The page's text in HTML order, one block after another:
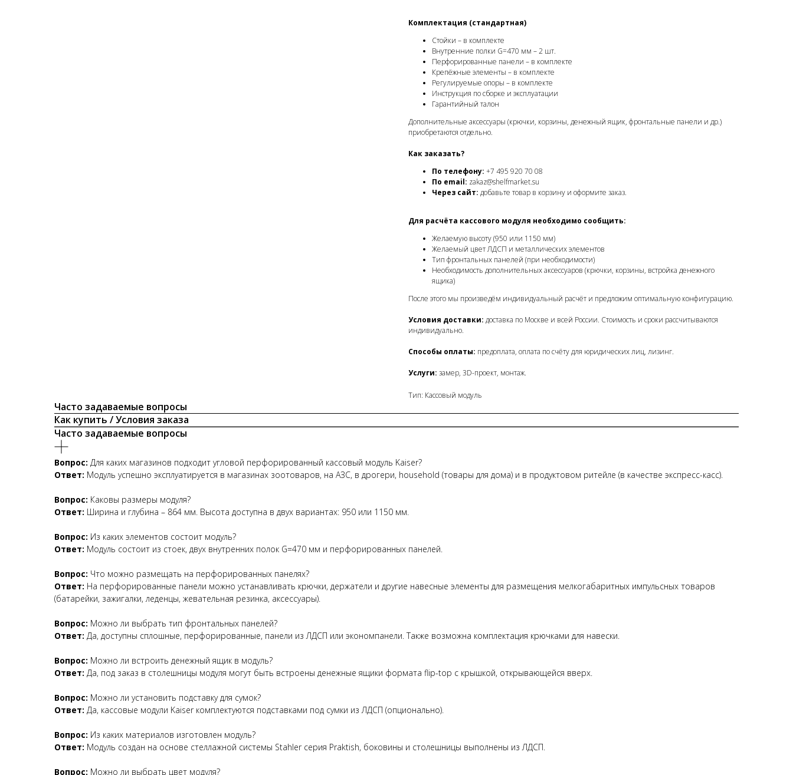
Комплектация (стандартная)
Стойки – в комплекте
Внутренние полки G=470 мм – 2 шт.
Перфорированные панели – в комплекте
Крепёжные элементы – в комплекте
Регулируемые опоры – в комплекте
Инструкция по сборке и эксплуатации
Гарантийный талон
Дополнительные аксессуары (крючки, корзины, денежный ящик, фронтальные панели и др.)
приобретаются отдельно.
Как заказать?
По телефону: +7 495 920 70 08
По email: zakaz@shelfmarket.su
Через сайт: добавьте товар в корзину и оформите заказ.
Для расчёта кассового модуля необходимо сообщить:
Желаемую высоту (950 или 1150 мм)
Желаемый цвет ЛДСП и металлических элементов
Тип фронтальных панелей (при необходимости)
Необходимость дополнительных аксессуаров (крючки, корзины, встройка денежного
ящика)
После этого мы произведём индивидуальный расчёт и предложим оптимальную конфигурацию.
Условия доставки: доставка по Москве и всей России. Стоимость и сроки рассчитываются
индивидуально.
Способы оплаты: предоплата, оплата по счёту для юридических лиц, лизинг.
Услуги: замер, 3D-проект, монтаж.
Тип: Кассовый модуль
Часто задаваемые вопросы
Как купить / Условия заказа
Часто задаваемые вопросы
Вопрос: Для каких магазинов подходит угловой перфорированный кассовый модуль Kaiser?
Ответ: Модуль успешно эксплуатируется в магазинах зоотоваров, на АЗС, в дрогери, household (товары для дома) и в продуктовом ритейле (в качестве экспресс-касс).
Вопрос: Каковы размеры модуля?
Ответ: Ширина и глубина – 864 мм. Высота доступна в двух вариантах: 950 или 1150 мм.
Вопрос: Из каких элементов состоит модуль?
Ответ: Модуль состоит из стоек, двух внутренних полок G=470 мм и перфорированных панелей.
Вопрос: Что можно размещать на перфорированных панелях?
Ответ: На перфорированные панели можно устанавливать крючки, держатели и другие навесные элементы для размещения мелкогабаритных импульсных товаров
(батарейки, зажигалки, леденцы, жевательная резинка, аксессуары).
Вопрос: Можно ли выбрать тип фронтальных панелей?
Ответ: Да, доступны сплошные, перфорированные, панели из ЛДСП или экономпанели. Также возможна комплектация крючками для навески.
Вопрос: Можно ли встроить денежный ящик в модуль?
Ответ: Да, под заказ в столешницы модуля могут быть встроены денежные ящики формата flip-top с крышкой, открывающейся вверх.
Вопрос: Можно ли установить подставку для сумок?
Ответ: Да, кассовые модули Kaiser комплектуются подставками под сумки из ЛДСП (опционально).
Вопрос: Из каких материалов изготовлен модуль?
Ответ: Модуль создан на основе стеллажной системы Stahler серия Praktish, боковины и столешницы выполнены из ЛДСП.
Вопрос: Можно ли выбрать цвет модуля?